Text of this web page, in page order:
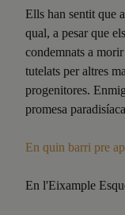
Ells han sentit que
qual, a pesar que
condemnats a
tutelats per altres
progenitores.
promesa
En quin barri pre
En l'Eixample